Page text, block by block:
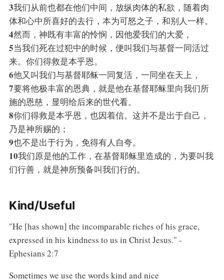
3我们从前也都在他们中间，放纵肉体的私欲，随着肉
体和心中所喜好的去行，本为可怒之子，和别人一样。
4然而，神既有丰富的怜悯，因他爱我们的大爱，
5当我们死在过犯中的时候，便叫我们与基督一同活过
来。你们得救是本乎恩。
6他又叫我们与基督耶稣一同复活，一同坐在天上，
7要将他极丰富的恩典，就是他在基督耶稣里向我们所
施的恩慈，显明给后来的世代看。
8你们得救是本乎恩，也因着信。这并不是出于自己，
乃是神所赐的；
9也不是出于行为，免得有人自夸。
10我们原是他的工作，在基督耶稣里造成的，为要叫我
们行善，就是神所预备叫我们行的。
Kind/Useful
"He [has shown] the incomparable riches of his grace,
expressed in his kindness to us in Christ Jesus." -
Ephesians 2:7
Sometimes we use the words kind and nice